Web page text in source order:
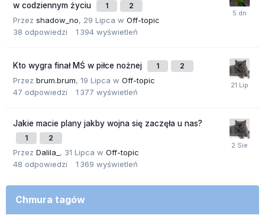
w codziennym życiu
1 2
Przez shadow_no, 29 Lipca w Off-topic
38 odpowiedzi 1 394 wyświetleń
Kto wygra finał MŚ w piłce nożnej 1 2
Przez brum.brum, 19 Lipca w Off-topic
47 odpowiedzi 1 377 wyświetleń
Jakie macie plany jakby wojna się zaczęła u nas?
1 2
Przez Dalila_ , 31 Lipca w Off-topic
48 odpowiedzi 1 369 wyświetleń
Chmura tagów